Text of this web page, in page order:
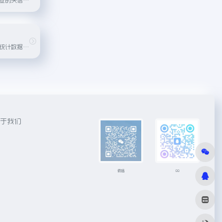
提供国家宏观经济统计数据和社会发展指标数据查询，为研究和决策提供参考。
我们
微信 QQ